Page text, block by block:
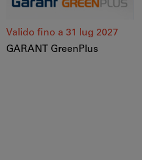
Valido fino a 31 lug 2027
GARANT GreenPlus